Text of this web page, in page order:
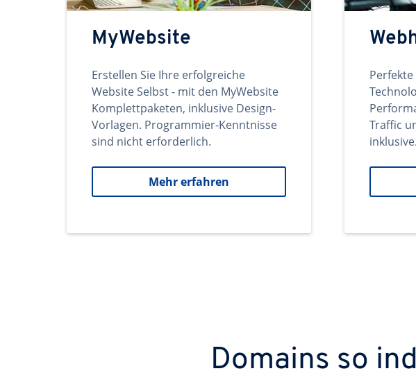
MyWebsite
Erstellen Sie Ihre erfolgreiche
Website Selbst - mit den MyWebsite
Komplettpaketen, inklusive Design-
Vorlagen. Programmier-Kenntnisse
sind nicht erforderlich.
Mehr erfahren
Traffic
inklusive.
Domains so